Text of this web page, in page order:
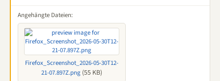
Angehängte Dateien:
Firefox_Screenshot_2026-05-30T12-
21-07.897Z.png (55 KB)